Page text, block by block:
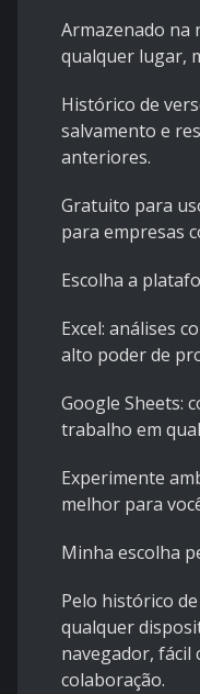
Armazenado na
qualquer lugar,
Histórico de
salvamento e
anteriores.
Gratuito para
para empresas
Escolha a
Excel: análises
alto poder de
Google Sheets:
trabalho em
Experimente
melhor para
Minha escolha
Pelo histórico
qualquer
navegador, fácil
colaboração.